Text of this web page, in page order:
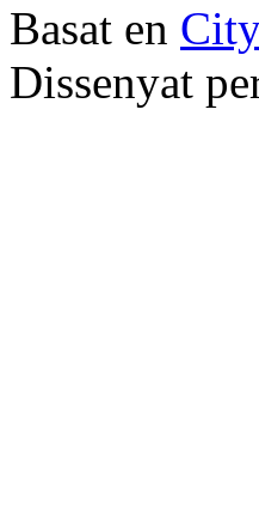
Basat en
Dissenyat